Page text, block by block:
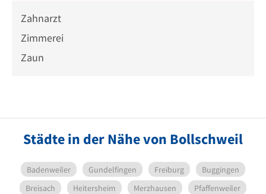
Zahnarzt
Zimmerei
Zaun
Städte in der Nähe von Bollschweil
Badenweiler Gundelfingen Freiburg
Buggingen
Breisach
Heitersheim Merzhausen
Pfaffenweiler